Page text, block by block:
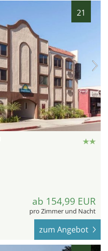
21
ab 154,99 EUR
pro Zimmer und Nacht
zum Angebot